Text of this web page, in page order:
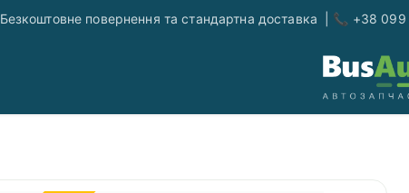
Безкоштовне повернення та стандартна доставка | 📞 +38
Зв'яжіться з нами